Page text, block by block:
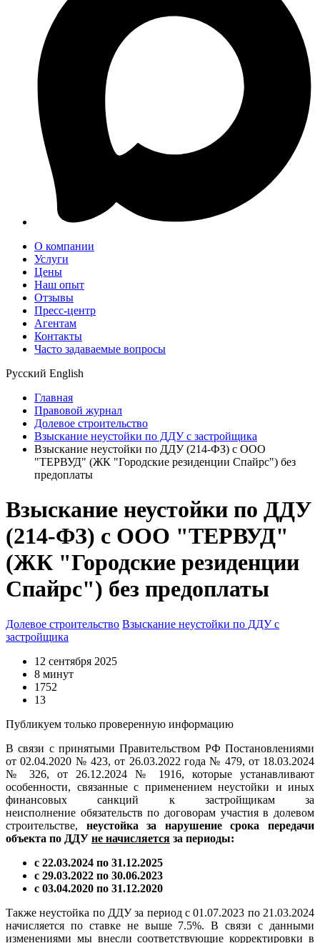
О компании
Услуги
Цены
Наш опыт
Отзывы
Пресс-центр
Агентам
Контакты
Часто задаваемые вопросы
Русский English
Главная
Правовой журнал
Долевое строительство
Взыскание неустойки по ДДУ с застройщика
Взыскание неустойки по ДДУ (214-ФЗ) с ООО
"ТЕРВУД" (ЖК "Городские резиденции Спайрс") без
предоплаты
Взыскание неустойки по ДДУ
(214-ФЗ) с ООО "ТЕРВУД"
(ЖК "Городские резиденции
Спайрс") без предоплаты
Долевое строительство Взыскание неустойки по ДДУ с
застройщика
12 сентября 2025
8 минут
1752
13
Публикуем только проверенную информацию
В связи с принятыми Правительством РФ Постановлениями
от 02.04.2020 № 423, от 26.03.2022 года № 479, от 18.03.2024
№ 326, от 26.12.2024 № 1916, которые устанавливают
особенности, связанные с применением неустойки и иных
финансовых санкций к застройщикам за
неисполнение обязательств по договорам участия в долевом
строительстве, неустойка за нарушение срока передачи
объекта по ДДУ не начисляется за периоды:
с 22.03.2024 по 31.12.2025
с 29.03.2022 по 30.06.2023
с 03.04.2020 по 31.12.2020
Также неустойка по ДДУ за период с 01.07.2023 по 21.03.2024
начисляется по ставке не выше 7.5%. В связи с данными
изменениями мы внесли соответствующие корректировки в